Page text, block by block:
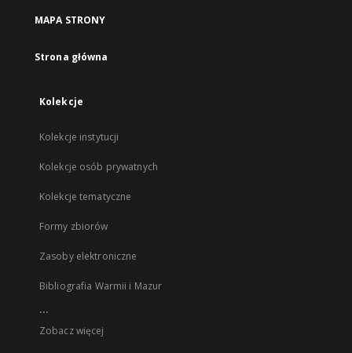
MAPA STRONY
Strona główna
Kolekcje
Kolekcje instytucji
Kolekcje osób prywatnych
Kolekcje tematyczne
Formy zbiorów
Zasoby elektroniczne
Bibliografia Warmii i Mazur
...
Zobacz więcej